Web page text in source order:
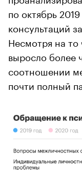
по октябрь
консультаций
Несмотря на
выросло более
соотношении
почти полный